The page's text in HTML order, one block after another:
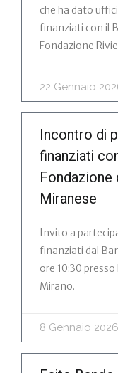
che ha dato
finanziati con il
Fondazione
22 Gennaio
Incontro di
finanziati
Fondazione
Miranese
Invito a
finanziati dal
ore 10:30
Mirano.
8 Gennaio 2026